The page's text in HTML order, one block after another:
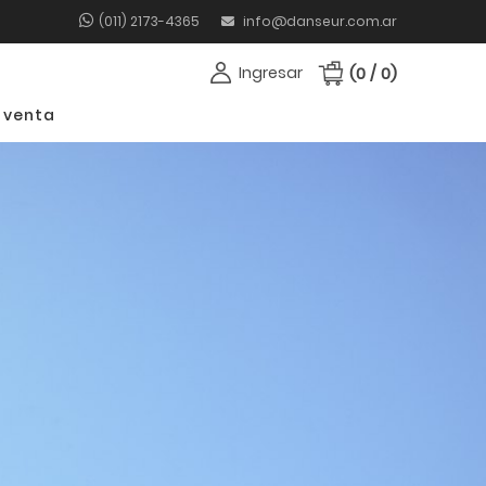
(011) 2173-4365 info@danseur.com.ar
Ingresar (0 / 0)